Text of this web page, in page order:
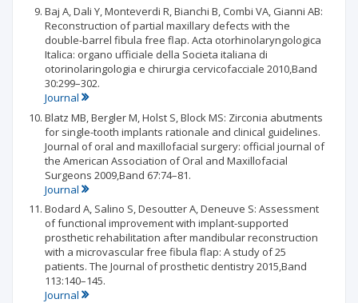
Baj A, Dali Y, Monteverdi R, Bianchi B, Combi VA, Gianni AB:
Reconstruction of partial maxillary defects with the
double-barrel fibula free flap. Acta otorhinolaryngologica
Italica: organo ufficiale della Societa italiana di
otorinolaringologia e chirurgia cervicofacciale 2010,Band
30:299–302.
Journal
Blatz MB, Bergler M, Holst S, Block MS: Zirconia abutments
for single-tooth implants rationale and clinical guidelines.
Journal of oral and maxillofacial surgery: official journal of
the American Association of Oral and Maxillofacial
Surgeons 2009,Band 67:74–81.
Journal
Bodard A, Salino S, Desoutter A, Deneuve S: Assessment
of functional improvement with implant-supported
prosthetic rehabilitation after mandibular reconstruction
with a microvascular free fibula flap: A study of 25
patients. The Journal of prosthetic dentistry 2015,Band
113:140–145.
Journal